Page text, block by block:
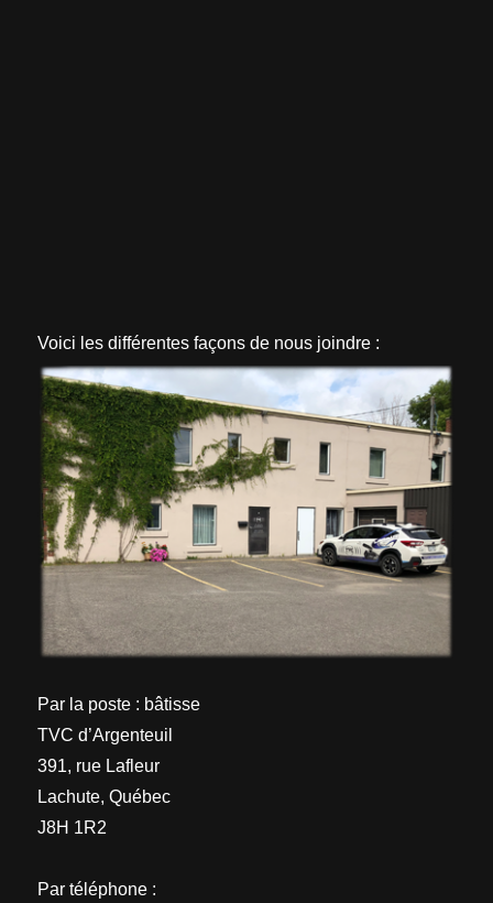
Voici les différentes façons de nous joindre :
Par la poste : bâtisse
TVC d’Argenteuil
391, rue Lafleur
Lachute, Québec
J8H 1R2
Par téléphone :